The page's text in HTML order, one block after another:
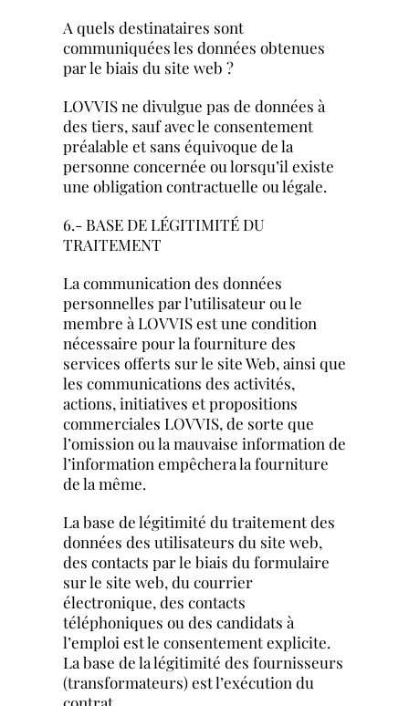
A quels destinataires sont
communiquées les données obtenues
par le biais du site web ?
LOVVIS ne divulgue pas de données à
des tiers, sauf avec le consentement
préalable et sans équivoque de la
personne concernée ou lorsqu’il existe
une obligation contractuelle ou légale.
6.- BASE DE LÉGITIMITÉ DU
TRAITEMENT
La communication des données
personnelles par l’utilisateur ou le
membre à LOVVIS est une condition
nécessaire pour la fourniture des
services offerts sur le site Web, ainsi que
les communications des activités,
actions, initiatives et propositions
commerciales LOVVIS, de sorte que
l’omission ou la mauvaise information de
l’information empêchera la fourniture
de la même.
La base de légitimité du traitement des
données des utilisateurs du site web,
des contacts par le biais du formulaire
sur le site web, du courrier
électronique, des contacts
téléphoniques ou des candidats à
l’emploi est le consentement explicite.
La base de la légitimité des fournisseurs
(transformateurs) est l’exécution du